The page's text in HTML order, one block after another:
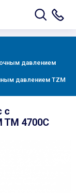
давлением
давлением TZM
с
4700C